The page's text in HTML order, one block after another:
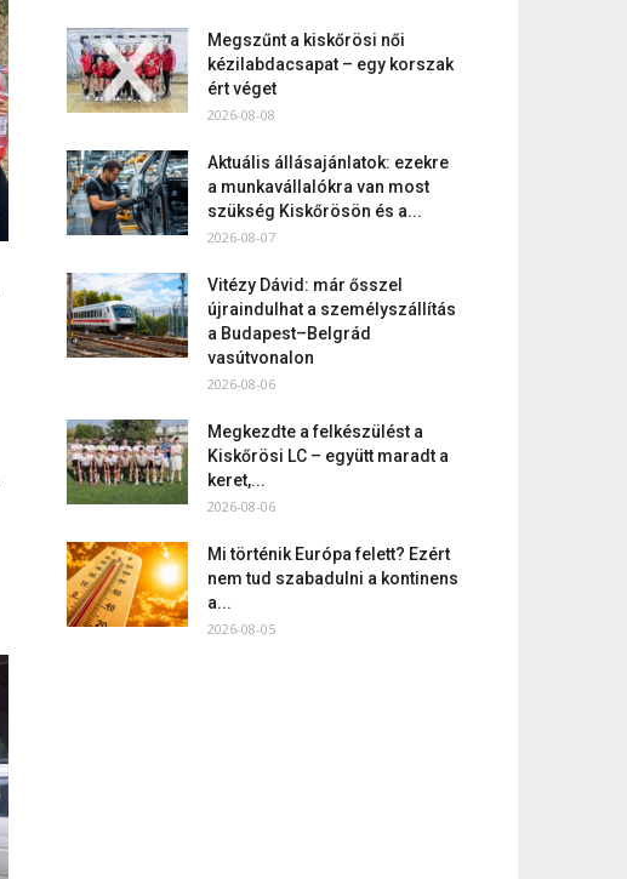
Megszűnt a kiskőrösi női
kézilabdacsapat – egy korszak
ért véget
2026-08-08
Aktuális állásajánlatok: ezekre
a munkavállalókra van most
szükség Kiskőrösön és a...
2026-08-07
Vitézy Dávid: már ősszel
újraindulhat a személyszállítás
a Budapest–Belgrád
vasútvonalon
2026-08-06
Megkezdte a felkészülést a
Kiskőrösi LC – együtt maradt a
keret,...
2026-08-06
Mi történik Európa felett? Ezért
nem tud szabadulni a kontinens
a...
2026-08-05